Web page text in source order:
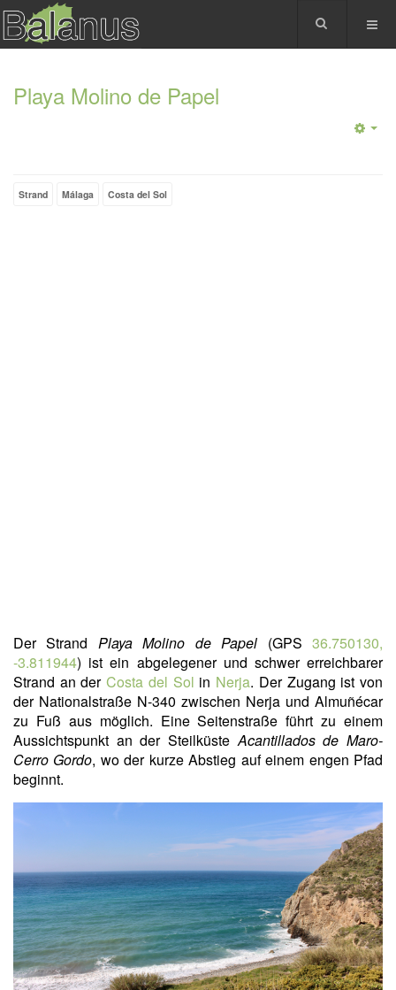
Playa Molino de Papel
Strand Málaga Costa del Sol
Der Strand Playa Molino de Papel (GPS36.750130,
-3.811944) ist ein abgelegener und schwer erreichbarer
Strand an derCosta del Sol in Nerja. Der Zugang ist von
der Nationalstraße N-340 zwischen Nerja und Almuñécar
zu Fuß aus möglich. Eine Seitenstraße führt zu einem
Aussichtspunkt an der SteilküsteAcantillados de Maro-
Cerro Gordo, wo der kurze Abstieg auf einem engen Pfad
beginnt.